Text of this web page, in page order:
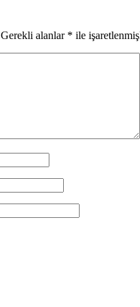
Gerekli alanlar * ile